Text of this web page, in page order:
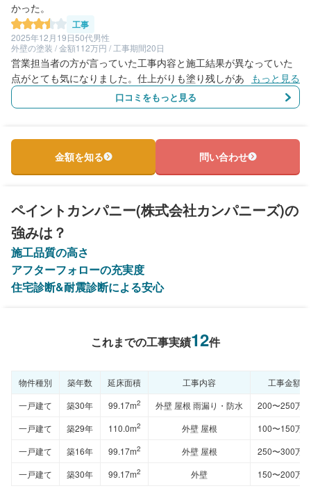
かった。
工事
2025年12月19日50代男性
外壁の塗装 / 金額112万円 / 工事期間20日
営業担当者の方が言っていた工事内容と施工結果が異なっていた
点がとても気になりました。仕上がりも塗り残しがあり少し残念
です。いいところとしてはほかの業者にはない塗料を取り扱って
いる点です。工事期間については良かったと思います
もっと見る
口コミをもっと見る
金額を知る 問い合わせ
ペイントカンパニー(株式会社カンパニーズ)の
強みは？
施工品質の高さ
アフターフォローの充実度
住宅診断&耐震診断による安心
これまでの工事実績12件
物件種別 築年数 延床面積 工事内容
工事金額
一戸建て
築30年 99.17m2 外壁 屋根 雨漏り・防水
200〜250万円
一戸建て
築29年 110.0m2 外壁 屋根
100〜150万円
一戸建て
築16年 99.17m2 外壁 屋根
250〜300万円
一戸建て
築30年 99.17m2 外壁 150〜200万円